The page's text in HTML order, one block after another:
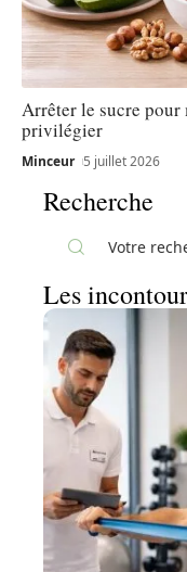
Arrêter le sucre
privilégier
Minceur 5 juillet 2026
Recherche
Les